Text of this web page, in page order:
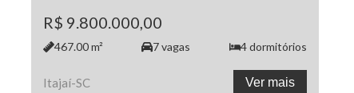
R$ 9.800.000,00
467.00m² 7vagas 4dormitórios
Itajaí-SC Ver mais